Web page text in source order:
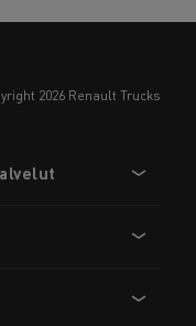
2026 Renault Trucks